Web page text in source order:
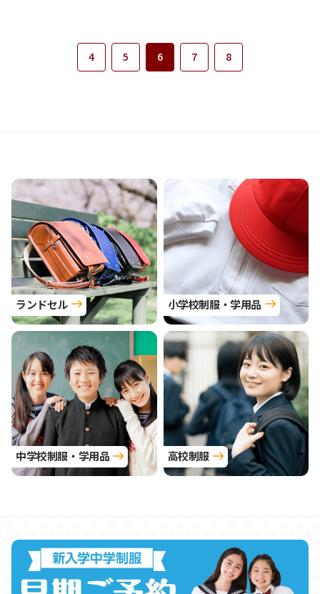
4 5 6 7 8
ランドセル 小学校制服・学用品
中学校制服・学用品 高校制服